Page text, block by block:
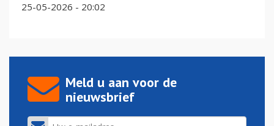
25-05-2026 - 20:02
Meld u aan voor de
nieuwsbrief